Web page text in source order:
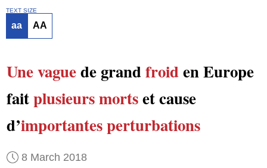
TEXT SIZE
aa AA
Une vaguede grandfroiden Europe
faitplusieurs mortset cause
d’importantes perturbations
8 March 2018